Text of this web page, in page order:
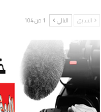
السابق التالي 1 من 104